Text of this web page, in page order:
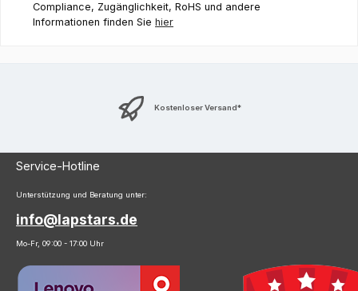
Compliance, Zugänglichkeit, RoHS und andere
Informationen finden Sie hier
Kostenloser Versand*
Service-Hotline
Unterstützung und Beratung unter:
info@lapstars.de
Mo-Fr, 09:00 - 17:00 Uhr